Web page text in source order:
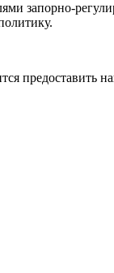
запорно-
предоставить